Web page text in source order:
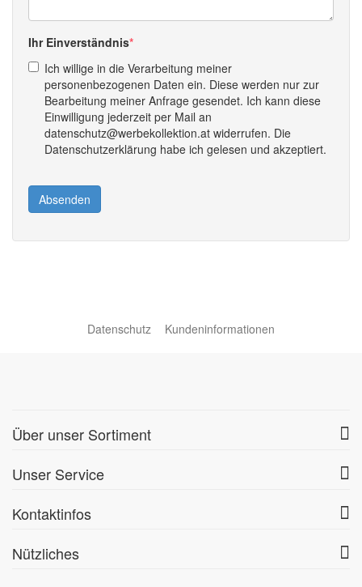
Ihr Einverständnis
Ich willige in die Verarbeitung meiner
personenbezogenen Daten ein. Diese werden nur zur
Bearbeitung meiner Anfrage gesendet. Ich kann diese
Einwilligung jederzeit per Mail an
datenschutz@werbekollektion.at widerrufen. Die
Datenschutzerklärung habe ich gelesen und akzeptiert.
Absenden
Datenschutz Kundeninformationen
Über unser Sortiment
Unser Service
Kontaktinfos
Nützliches